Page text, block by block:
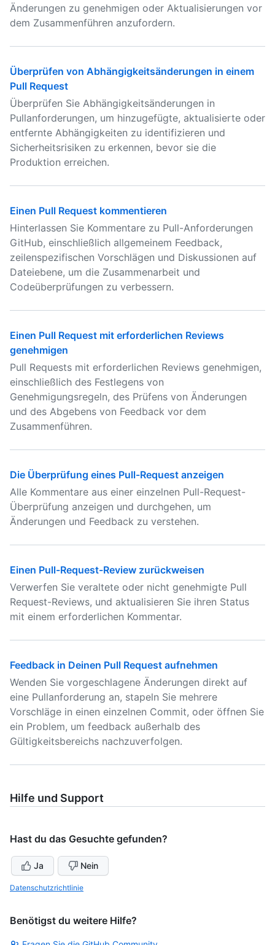
Änderungen zu genehmigen oder Aktualisierungen vor
dem Zusammenführen anzufordern.
Überprüfen von Abhängigkeitsänderungen in einem
Pull Request
Überprüfen Sie Abhängigkeitsänderungen in
Pullanforderungen, um hinzugefügte, aktualisierte oder
entfernte Abhängigkeiten zu identifizieren und
Sicherheitsrisiken zu erkennen, bevor sie die
Produktion erreichen.
Einen Pull Request kommentieren
Hinterlassen Sie Kommentare zu Pull-Anforderungen
GitHub, einschließlich allgemeinem Feedback,
zeilenspezifischen Vorschlägen und Diskussionen auf
Dateiebene, um die Zusammenarbeit und
Codeüberprüfungen zu verbessern.
Einen Pull Request mit erforderlichen Reviews
genehmigen
Pull Requests mit erforderlichen Reviews genehmigen,
einschließlich des Festlegens von
Genehmigungsregeln, des Prüfens von Änderungen
und des Abgebens von Feedback vor dem
Zusammenführen.
Die Überprüfung eines Pull-Request anzeigen
Alle Kommentare aus einer einzelnen Pull-Request-
Überprüfung anzeigen und durchgehen, um
Änderungen und Feedback zu verstehen.
Einen Pull-Request-Review zurückweisen
Verwerfen Sie veraltete oder nicht genehmigte Pull
Request-Reviews, und aktualisieren Sie ihren Status
mit einem erforderlichen Kommentar.
Feedback in Deinen Pull Request aufnehmen
Wenden Sie vorgeschlagene Änderungen direkt auf
eine Pullanforderung an, stapeln Sie mehrere
Vorschläge in einen einzelnen Commit, oder öffnen Sie
ein Problem, um feedback außerhalb des
Gültigkeitsbereichs nachzuverfolgen.
Hilfe und Support
Hast du das Gesuchte gefunden?
Ja Nein
Datenschutzrichtlinie
Benötigst du weitere Hilfe?